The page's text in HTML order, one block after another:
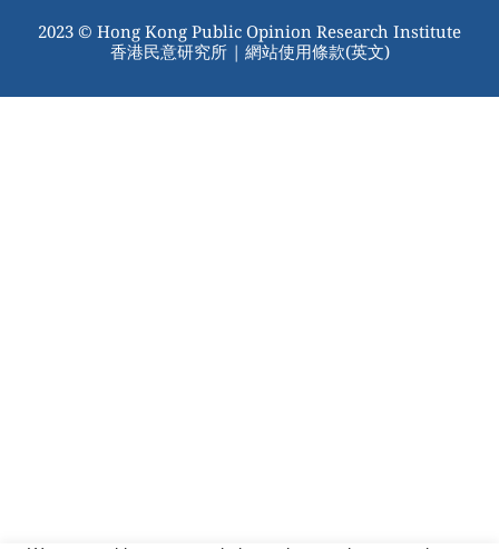
2023 © Hong Kong Public Opinion Research Institute
香港民意研究所 | 網站使用條款(英文)